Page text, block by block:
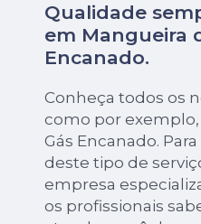
Qualidade
em Mangueira
Encanado.
Conheça todos os
como por
Gás Encanado.
deste tipo de
empresa
os profissionais